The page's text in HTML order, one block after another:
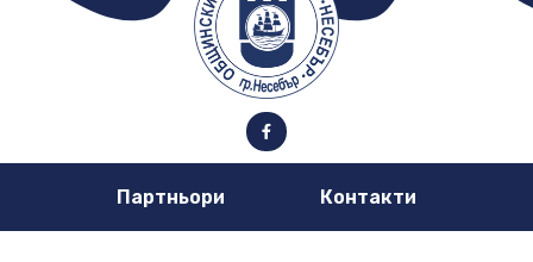
Партньори Контакти